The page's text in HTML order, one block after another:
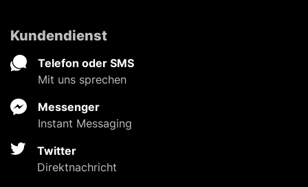
Kundendienst
Telefon oder SMS
Mit uns sprechen
Messenger
Instant Messaging
Twitter
Direktnachricht